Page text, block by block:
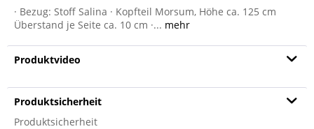
· Bezug: Stoff Salina · Kopfteil Morsum, Höhe ca. 125 cm
Überstand je Seite ca. 10 cm ·... mehr
Produktvideo
Produktsicherheit
Produktsicherheit